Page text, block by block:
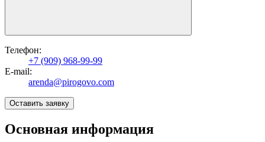
Телефон:
+7 (909) 968-99-99
E-mail:
arenda@pirogovo.com
Оставить заявку
Основная информация